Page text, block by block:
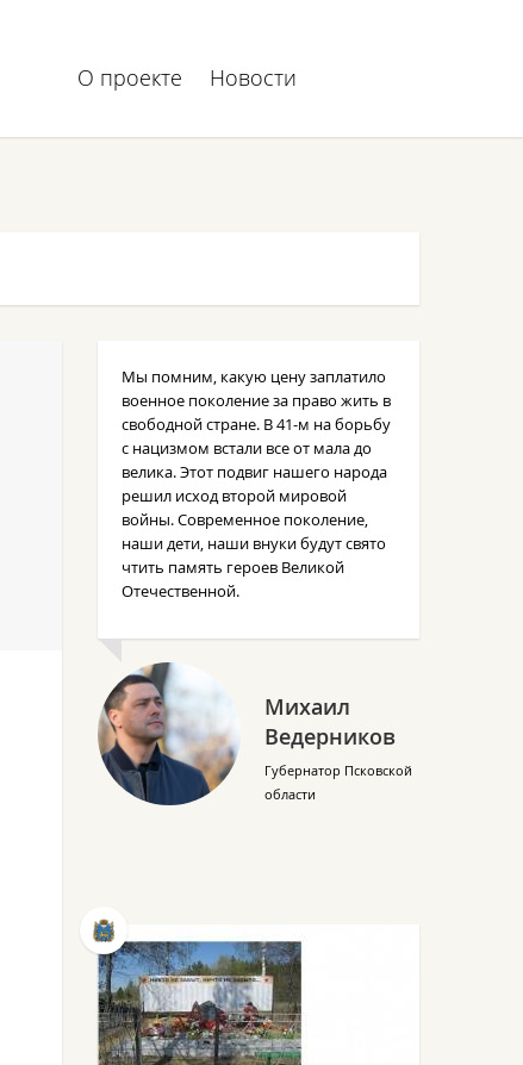
О проекте Новости
Мы помним, какую цену заплатило
военное поколение за право жить в
свободной стране. В 41-м на борьбу
с нацизмом встали все от мала до
велика. Этот подвиг нашего народа
решил исход второй мировой
войны. Современное поколение,
наши дети, наши внуки будут свято
чтить память героев Великой
Отечественной.
Михаил
Ведерников
Губернатор Псковской
области